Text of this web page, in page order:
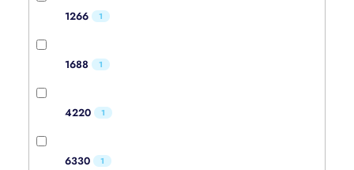
1266 1
1688 1
4220 1
6330 1